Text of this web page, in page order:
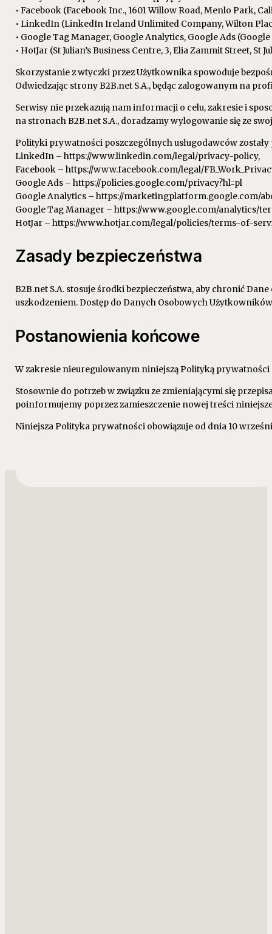
• Facebook (Facebook Inc., 1601 Willow Road, Menlo Park,
• LinkedIn (LinkedIn Ireland Unlimited Company, Wilton
• Google Tag Manager, Google Analytics, Google Ads
• HotJar (St Julian’s Business Centre, 3, Elia Zammit Street, St
Skorzystanie z wtyczki przez Użytkownika spowoduje
Odwiedzając strony B2B.net S.A., będąc zalogowanym na
Serwisy nie przekazują nam informacji o celu, zakresie i
na stronach B2B.net S.A., doradzamy wylogowanie się ze
Polityki prywatności poszczególnych usługodawców
LinkedIn – https://www.linkedin.com/legal/privacy-policy,
Facebook – https://www.facebook.com/legal/
Google Ads – https://policies.google.com/privacy?hl=pl
Google Analytics – https://marketingplatform.google.com/
Google Tag Manager – https://www.google.com/analytics/
HotJar – https://www.hotjar.com/legal/policies/terms-of-
Zasady bezpieczeństwa
B2B.net S.A. stosuje środki bezpieczeństwa, aby chronić
uszkodzeniem. Dostęp do Danych Osobowych
Postanowienia końcowe
W zakresie nieuregulowanym niniejszą Polityką
Stosownie do potrzeb w związku ze zmieniającymi się
poinformujemy poprzez zamieszczenie nowej treści
Niniejsza Polityka prywatności obowiązuje od dnia 10